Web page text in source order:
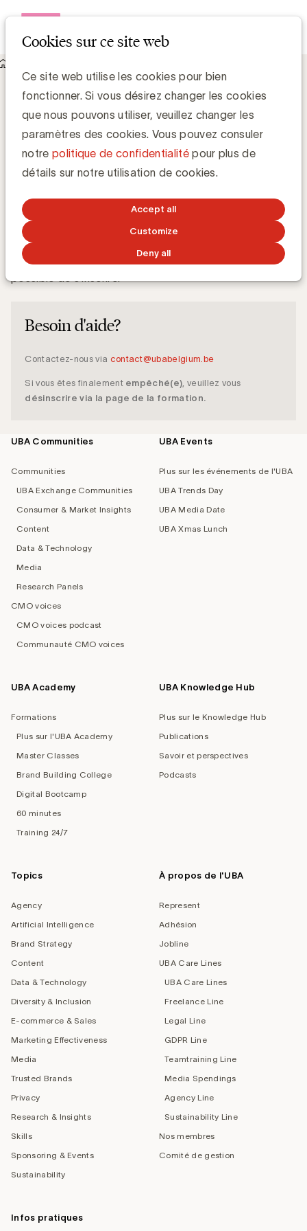
Agentic AI for media
campaigns
jeudi 26 mars 2026 de 12:00 à 13:00
La période d'inscription est terminée
La période d'inscription est terminée, il n'est plus
Besoin d'aide?
Contactez-nous via contact@ubabelgium.be
Si vous êtes finalement empêché(e), veuillez vous
désinscrire via la page de la formation.
Footer
UBA Communities
Communities
UBA Exchange Communities
Consumer & Market Insights
Content
Data & Technology
Media
Research Panels
CMO voices
CMO voices podcast
Communauté CMO voices
UBA Events
Plus sur les événements de l'UBA
UBA Trends Day
UBA Media Date
UBA Xmas Lunch
UBA Academy
Formations
Plus sur l'UBA Academy
Master Classes
Brand Building College
Digital Bootcamp
60 minutes
Training 24/7
UBA Knowledge Hub
Plus sur le Knowledge Hub
Publications
Savoir et perspectives
Podcasts
Topics
Agency
Artificial Intelligence
Brand Strategy
Content
Data & Technology
Diversity & Inclusion
E-commerce & Sales
Marketing Effectiveness
Media
Trusted Brands
Privacy
Research & Insights
Skills
Sponsoring & Events
Sustainability
À propos de l'UBA
Represent
Adhésion
Jobline
UBA Care Lines
UBA Care Lines
Freelance Line
Legal Line
GDPR Line
Teamtraining Line
Media Spendings
Agency Line
Sustainability Line
Nos membres
Comité de gestion
Infos pratiques
Cookies sur ce site web
Ce site web utilise les cookies pour bien
fonctionner. Si vous désirez changer les cookies
que nous pouvons utiliser, veuillez changer les
paramètres des cookies. Vous pouvez consuler
notre politique de confidentialitépour plus de
détails sur notre utilisation de cookies.
Accept all
Customize
Deny all